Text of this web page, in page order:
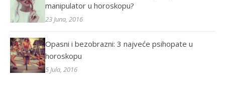
manipulator u horoskopu?
23 Juna, 2016
Opasni i bezobrazni: 3 najveće psihopate u
horoskopu
5 Jula, 2016